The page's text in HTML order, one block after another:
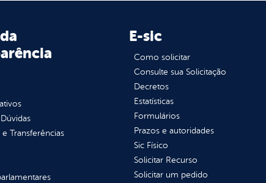
Transferências
E-sic
Como solicitar
Consulte sua Solicitação
Decretos
Estatísticas
Formulários
Prazos e autoridades
Sic Físico
Solicitar Recurso
Solicitar um pedido